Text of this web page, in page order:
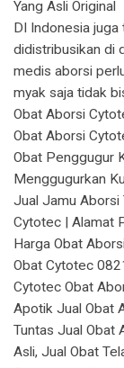
Yang Asli Original
DI Indonesia
didistribusikan di
medis aborsi
myak saja tidak
Obat Aborsi
Obat Aborsi
Obat Penggugur
Menggugurkan
Jual Jamu Aborsi
Cytotec | Alamat
Harga Obat
Obat Cytotec
Cytotec Obat
Apotik Jual Obat
Tuntas Jual Obat
Asli, Jual Obat